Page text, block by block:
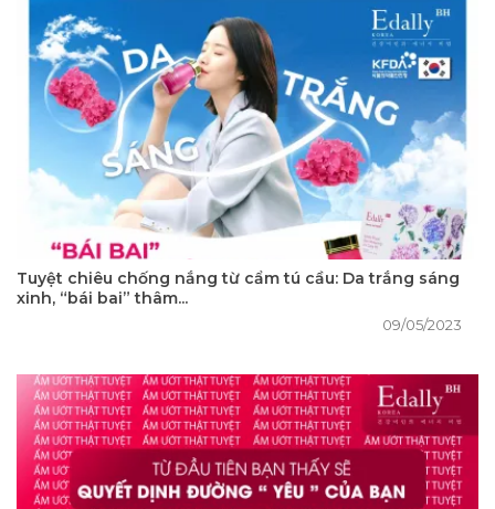
Tuyệt chiêu chống nắng từ cẩm tú cầu: Da trắng sáng
xinh, “bái bai” thâm...
09/05/2023